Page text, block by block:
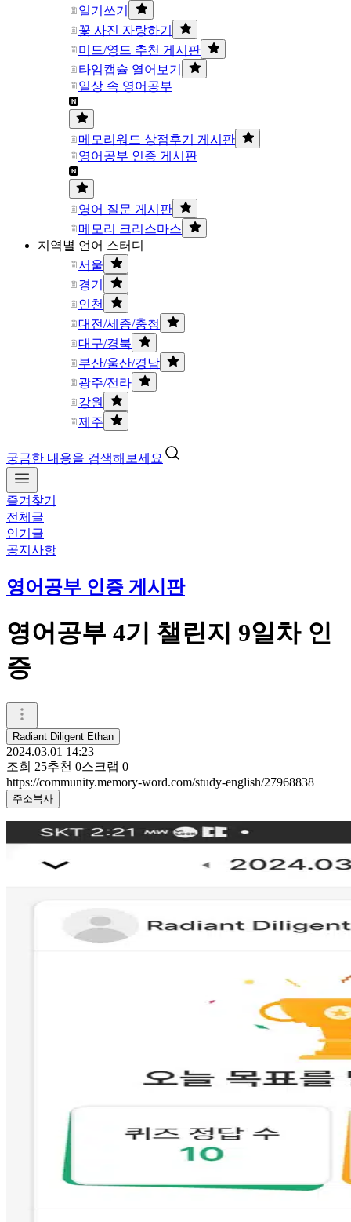
일기쓰기
꽃 사진 자랑하기
미드/영드 추천 게시판
타임캡슐 열어보기
일상 속 영어공부
메모리워드 상점후기 게시판
영어공부 인증 게시판
영어 질문 게시판
메모리 크리스마스
지역별 언어 스터디
서울
경기
인천
대전/세종/충청
대구/경북
부산/울산/경남
광주/전라
강원
제주
궁금한 내용을 검색해보세요
즐겨찾기
전체글
인기글
공지사항
영어공부 인증 게시판
영어공부 4기 챌린지 9일차 인
증
Radiant Diligent Ethan
2024.03.01 14:23
조회 25추천 0스크랩 0
https://community.memory-word.com/study-english/27968838
주소복사